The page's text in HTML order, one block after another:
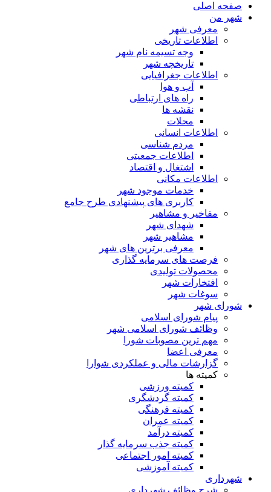
صفحه اصلی
شهر من
معرفی شهر
اطلاعات تاریخی
وجه تسیمه نام شهر
تاریخچه شهر
اطلاعات جغرافیایی
آب و هوا
راه های ارتباطی
نقشه ها
محلات
اطلاعات انسانی
مردم شناسی
اطلاعات جمعیتی
اشتغال و اقتصاد
اطلاعات مکانی
خدمات موجود شهر
کاربری های پیشنهادی طرح جامع
مفاخیر و مشاهیر
شهدای شهر
مشاهیر شهر
معرفی برترین های شهر
فرصت های سرمایه گذاری
محصولات تولیدی
افتخارات شهر
سوغات شهر
شورای شهر
پیام شورای اسلامی
وظائف شورای اسلامی شهر
مهم ترین مصوبات شورا
معرفی اعضا
گزارشات مالی و عملکردی شوارا
کمیته ها
کمیته ورزشی
کمیته گردشگری
کمیته فرهنگی
کمیته عمران
کمیته درآمد
کمیته جذب سرمایه گذار
کمیته امور اجتماعی
کمیته آموزشی
شهرداری